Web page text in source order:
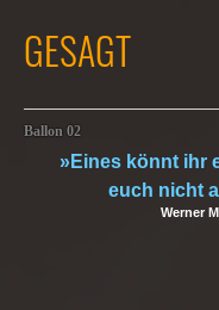
GESAGT
Ballon 02
»Eines könnt ihr
euch nicht
Werner